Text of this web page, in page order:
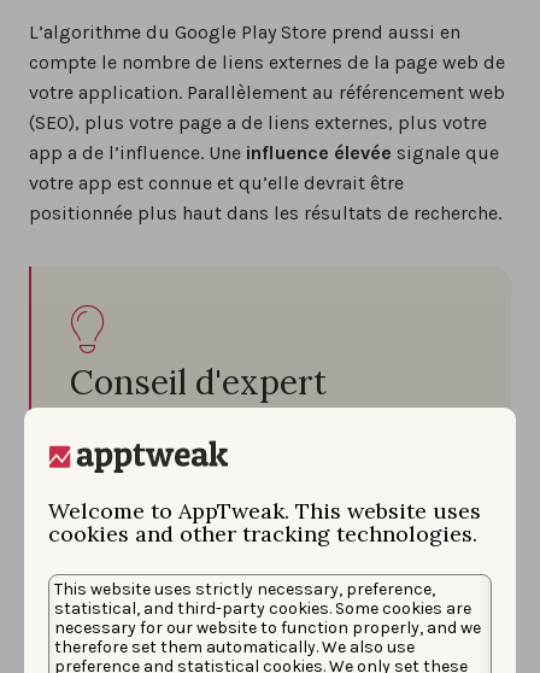
Welcome to AppTweak. This website uses
cookies and other tracking technologies.
This website uses strictly necessary, preference,
statistical, and third-party cookies. Some cookies are
necessary for our website to function properly, and we
therefore set them automatically. We also use
preference and statistical cookies. We only set these
L’algorithme du Google Play Store prend aussi en
compte le nombre de liens externes de la page web de
votre application. Parallèlement au référencement web
(SEO), plus votre page a de liens externes, plus votre
app a de l’influence. Une influence élevée signale que
votre app est connue et qu’elle devrait être
positionnée plus haut dans les résultats de recherche.
Conseil d'expert
Vous pouvez voir les liens externes de
pouvez voir le nombre de liens, et les 10
meilleurs liens selon la popularité de l’app.